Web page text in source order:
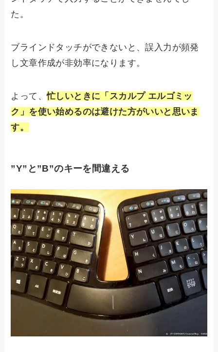
た。
ブラインドタッチができないと、誤入力が頻発
し文章作成が非効率になります。
よって、忙しいときに「スカルプ エルゴミッ
ク」を使い始めるのは避けた方がいいと思いま
す。
”Y”と”B”のキーを間違える